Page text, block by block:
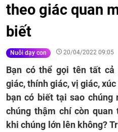
theo giác quan
biết
Nuôi dạy con 20/04/2022 09:05
Bạn có thể gọi tên tất
giác, thính giác, vị giác,
bạn có biết tại sao
chúng thậm chí còn
khi chúng lớn lên không?